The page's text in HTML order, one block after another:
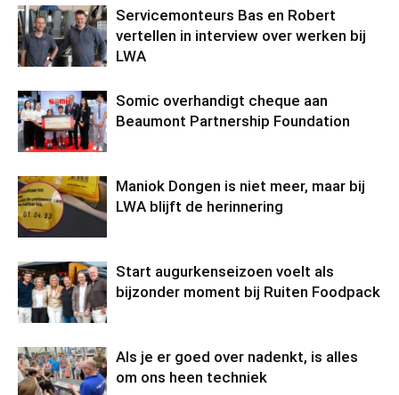
Servicemonteurs Bas en Robert
vertellen in interview over werken bij
LWA
Somic overhandigt cheque aan
Beaumont Partnership Foundation
Maniok Dongen is niet meer, maar bij
LWA blijft de herinnering
Start augurkenseizoen voelt als
bijzonder moment bij Ruiten Foodpack
Als je er goed over nadenkt, is alles
om ons heen techniek